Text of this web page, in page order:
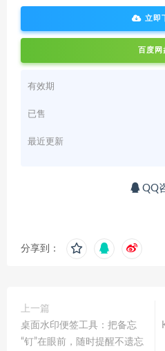
立即
百度网
有效期
已售
最近更新
QQ
分享到：
上一篇
桌面水印便签工具：把备忘
“钉”在眼前，随时提醒不遗忘